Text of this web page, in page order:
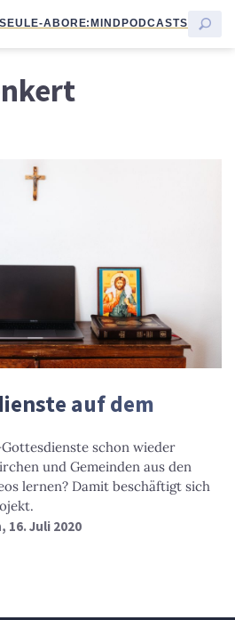
EULE-ABORE:MINDPODCASTS
auf dem
schon wieder
und Gemeinden aus den
lernen? Damit beschäftigt sich
, 16. Juli 2020